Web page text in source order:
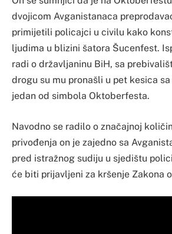
dvojicom Avganistanaca
primijetili policajci u civilu kako
ljudima u blizini šatora Šucenfest.
radi o državljaninu BiH, sa
drogu su mu pronašli u pet kesica
jedan od simbola Oktoberfesta.
Navodno se radilo o značajnoj
privođenja on je zajedno sa
pred istražnog sudiju u sjedištu
će biti prijavljeni za kršenje Zakona